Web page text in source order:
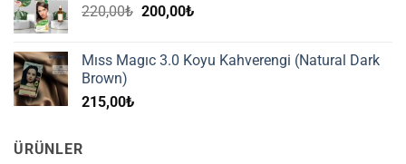
220,00₺ Orijinal
200,00₺Şu
200,00₺.
Mıss Magıc 3.0 Koyu Kahverengi (Natural Dark
Brown)
215,00₺
ÜRÜNLER